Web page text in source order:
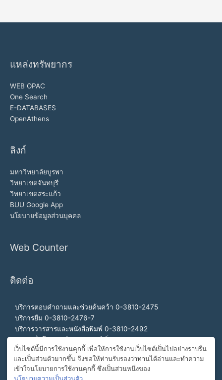
แหล่งทรัพยากร
WEB OPAC
One Search
E-DATABASES
OpenAthens
ลิงก์
มหาวิทยาลัยบูรพา
วิทยาเขตจันทบุรี
วิทยาเขตสระแก้ว
BUU Google App
นโยบายข้อมูลส่วนบุคคล
Web Counter
ติดต่อ
บริการตอบคำถามและช่วยค้นคว้า 0-3810-2475
บริการยืม 0-3810-2476-7
บริการวารสารและหนังสือพิมพ์ 0-3810-2492
สำนักงานผู้อำนวยการ 0-3810-2460, 0-3810-2465
สายด่วนผู้อำนวยการ 092-989-2993
อีเมล buulibrary@buu.ac.th
เว็บไซต์นี้มีการใช้งานคุกกี้ เพื่อให้การใช้งานเว็บไซต์เป็นไปอย่างราบรื่น
และเป็นส่วนตัวมากขึ้น จึงขอให้ท่านรับรองว่าท่านได้อ่านและทำความ
เข้าใจนโยบายการใช้งานคุกกี้ ซึ่งเป็นส่วนหนึ่งของ
นโยบายความเป็นส่วนตัว